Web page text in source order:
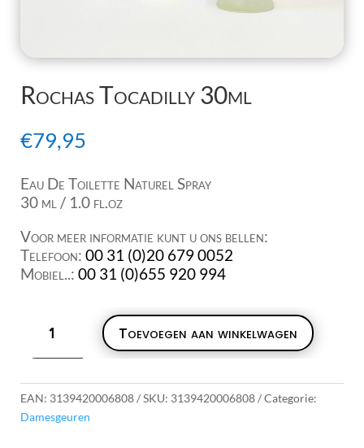
Rochas Tocadilly 30ml
€79,95
Eau De Toilette Naturel Spray
30 ml / 1.0 fl.oz
Voor meer informatie kunt u ons bellen:
Telefoon: 00 31 (0)20 679 0052
Mobiel..: 00 31 (0)655 920 994
Tocadilly
Toevoegen aan winkelwagen
EAN: 3139420006808 SKU: 3139420006808
Categorie:
Damesgeuren